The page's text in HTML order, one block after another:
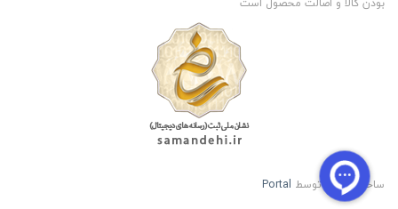
بودن کالا و اصالت محصول است
ساخت سایت توسط Portal